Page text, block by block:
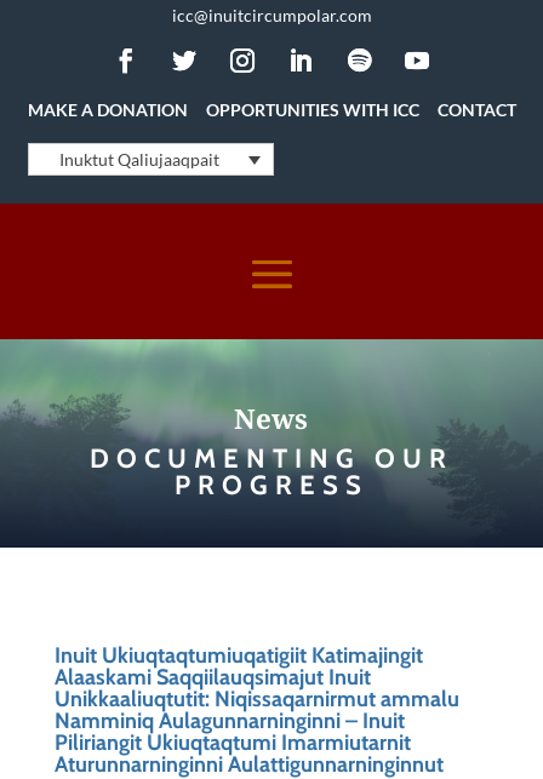
icc@inuitcircumpolar.com
MAKE A DONATION OPPORTUNITIES WITH ICC CONTACT
Inuktut Qaliujaaqpait
News
DOCUMENTING OUR
PROGRESS
Inuit Ukiuqtaqtumiuqatigiit Katimajingit
Alaaskami Saqqiilauqsimajut Inuit
Unikkaaliuqtutit: Niqissaqarnirmut ammalu
Namminiq Aulagunnarninginni – Inuit
Piliriangit Ukiuqtaqtumi Imarmiutarnit
Aturunnarninginni Aulattigunnarninginnut